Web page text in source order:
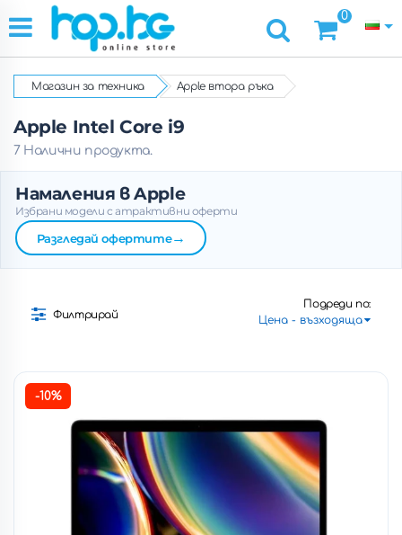
0
Магазин за техника Apple втора ръка
Apple Intel Core i9
7 Налични продукта.
Намаления в Apple
Избрани модели с атрактивни оферти
Разгледай офертите→
Филтрирай
Подреди по:
-10%